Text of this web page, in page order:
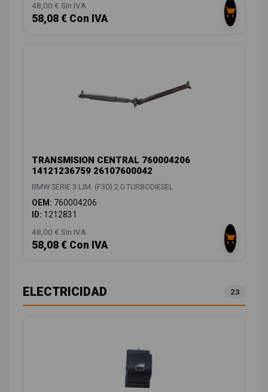
48,00 € Sin IVA
58,08 € Con IVA
TRANSMISION CENTRAL 760004206
14121236759 26107600042
BMW SERIE 3 LIM. (F30) 2.0 TURBODIESEL
OEM: 760004206
ID: 1212831
48,00 € Sin IVA
58,08 € Con IVA
ELECTRICIDAD 23